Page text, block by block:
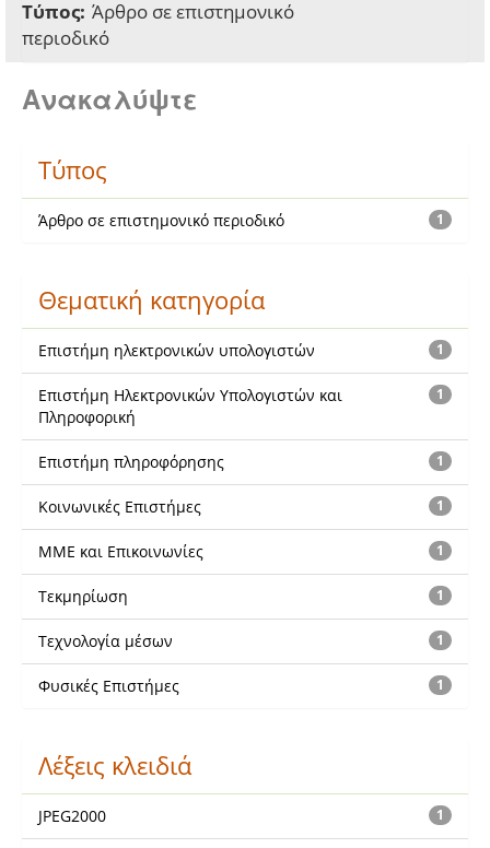
Τύπος: Άρθρο σε επιστημονικό
περιοδικό
Ανακαλύψτε
Τύπος
1
Άρθρο σε επιστημονικό περιοδικό
Θεματική κατηγορία
1
Επιστήμη ηλεκτρονικών υπολογιστών
1
Επιστήμη Ηλεκτρονικών Υπολογιστών και
Πληροφορική
1
Επιστήμη πληροφόρησης
1
Κοινωνικές Επιστήμες
1
ΜΜΕ και Επικοινωνίες
1
Τεκμηρίωση
1
Τεχνολογία μέσων
1
Φυσικές Επιστήμες
Λέξεις κλειδιά
1
JPEG2000